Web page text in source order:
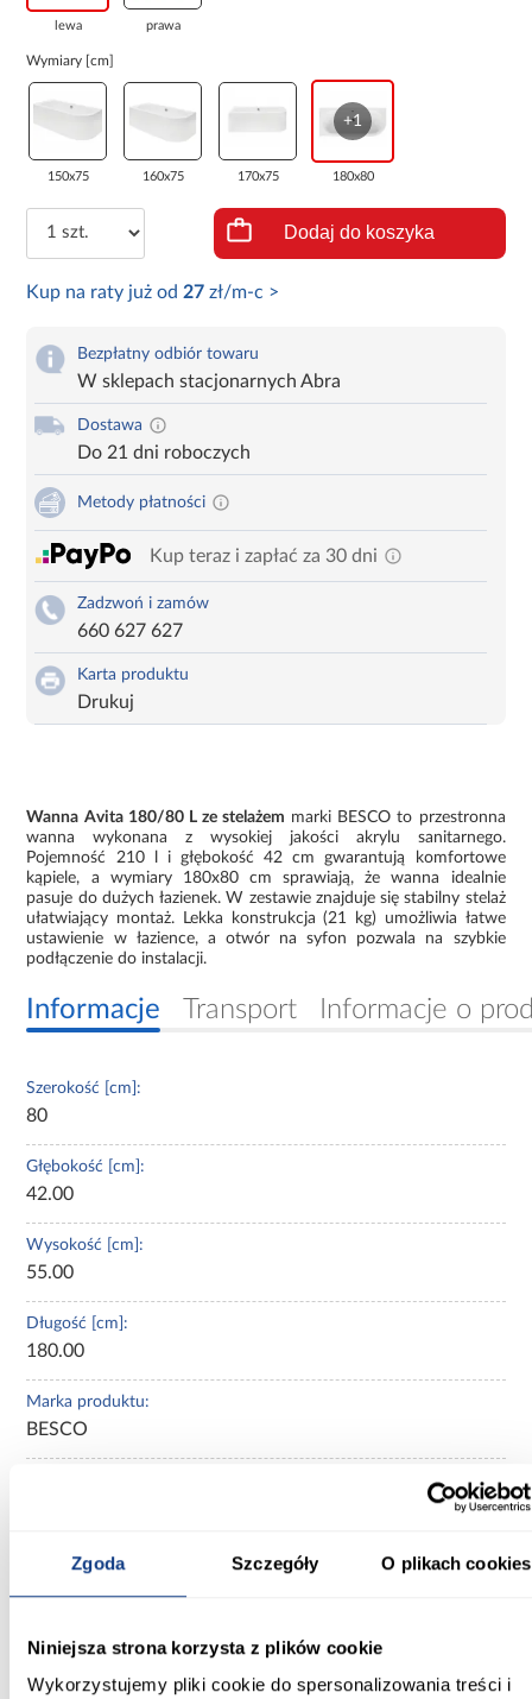
Zgoda Szczegóły O plikach cookies
Niniejsza strona korzysta z plików cookie
Wykorzystujemy pliki cookie do spersonalizowania treści i
lewa prawa
Wymiary [cm]
150x75 160x75 170x75
+1
180x80
Dodaj do koszyka
Kup na raty już od 27 zł/m-c >
Bezpłatny odbiór towaru
W sklepach stacjonarnych Abra
Dostawa
Do 21 dni roboczych
Metody płatności
Kup teraz i zapłać za 30 dni
Zadzwoń i zamów
660 627 627
Karta produktu
Drukuj
Wanna Avita 180/80 L ze stelażem marki BESCO to przestronna
wanna wykonana z wysokiej jakości akrylu sanitarnego.
Pojemność 210 l i głębokość 42 cm gwarantują komfortowe
kąpiele, a wymiary 180x80 cm sprawiają, że wanna idealnie
pasuje do dużych łazienek. W zestawie znajduje się stabilny stelaż
ułatwiający montaż. Lekka konstrukcja (21 kg) umożliwia łatwe
ustawienie w łazience, a otwór na syfon pozwala na szybkie
podłączenie do instalacji.
Informacje Transport Informacje o
Szerokość [cm]:
80
Głębokość [cm]:
42.00
Wysokość [cm]:
55.00
Długość [cm]:
180.00
Marka produktu:
BESCO
Materiał wykonania: